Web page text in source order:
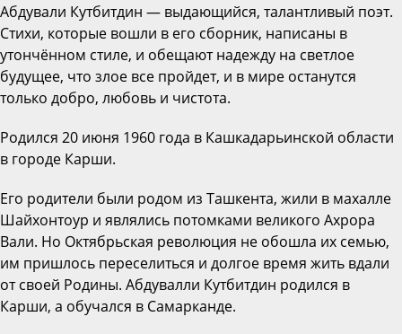
Абдували Кутбитдин — выдающийся, талантливый поэт.
Стихи, которые вошли в его сборник, написаны в
утончённом стиле, и обещают надежду на светлое
будущее, что злое все пройдет, и в мире останутся
только добро, любовь и чистота.
Родился 20 июня 1960 года в Кашкадарьинской области
в городе Карши.
Его родители были родом из Ташкента, жили в махалле
Шайхонтоур и являлись потомками великого Ахрора
Вали. Но Октябрьская революция не обошла их семью,
им пришлось переселиться и долгое время жить вдали
от своей Родины. Абдувалли Кутбитдин родился в
Карши, а обучался в Самарканде.